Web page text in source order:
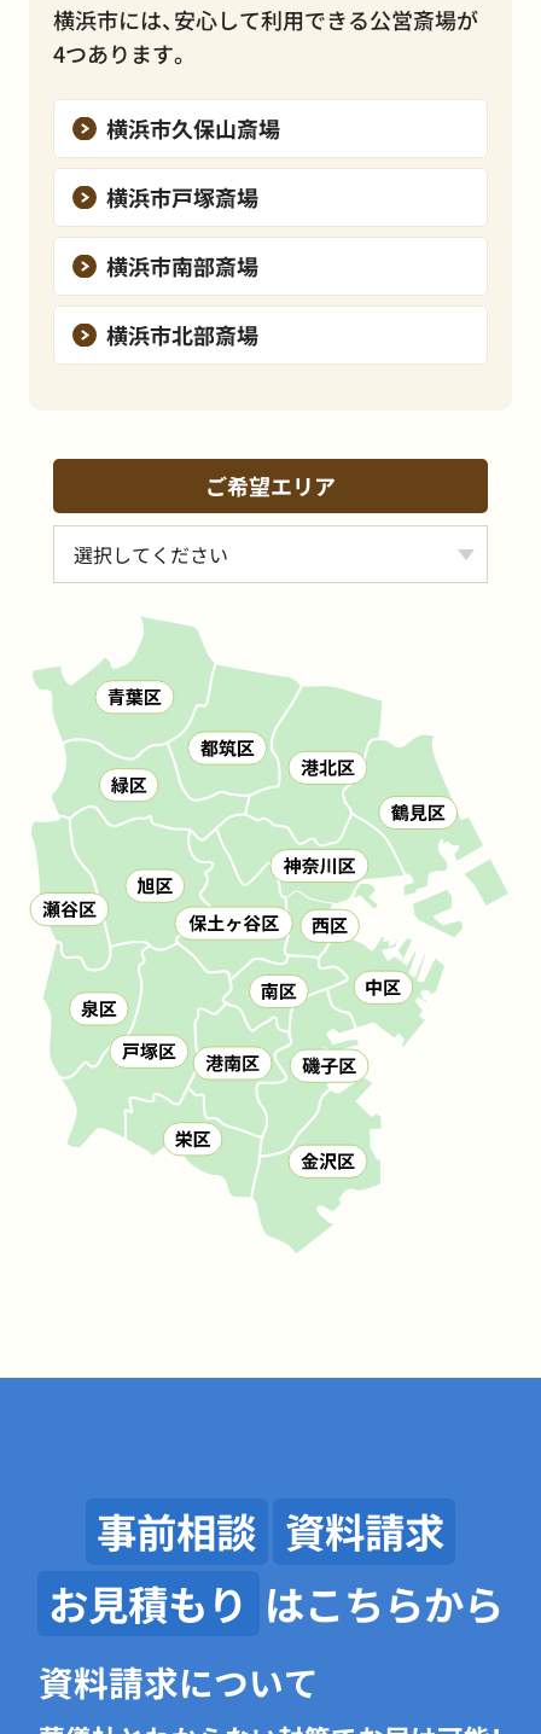
横浜市には、安心して利用できる公営斎場が
4つあります。
横浜市久保山斎場
横浜市戸塚斎場
横浜市南部斎場
横浜市北部斎場
ご希望エリア
事前相談 資料請求
お見積もり はこちらから
資料請求について